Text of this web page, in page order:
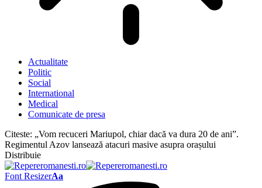
Actualitate
Politic
Social
International
Medical
Comunicate de presa
Citeste: „Vom recuceri Mariupol, chiar dacă va dura 20 de ani”.
Regimentul Azov lansează atacuri masive asupra orașului
Distribuie
Font ResizerAa